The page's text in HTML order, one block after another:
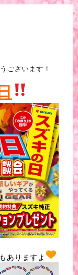
ございます！
ありますよ